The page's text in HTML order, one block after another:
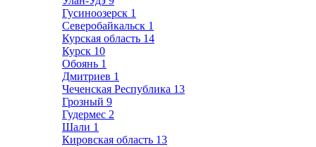
Гусиноозерск 1
Северобайкальск 1
Курская область 14
Курск 10
Обоянь 1
Дмитриев 1
Чеченская Республика 13
Грозный 9
Гудермес 2
Шали 1
Кировская область 13